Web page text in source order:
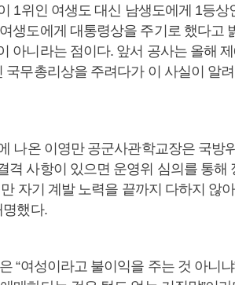
1위인 여생도 대신 남생도에게 1등상
생도에게 대통령상을 주기로 했다고
아니라는 점이다. 앞서 공사는 올해
국무총리상을 주려다가 이 사실이 알
나온 이영만 공군사관학교장은 국방
격 사항이 있으면 운영위 심의를 통해
자기 계발 노력을 끝까지 다하지 않
명했다.
“여성이라고 불이익을 주는 것 아니